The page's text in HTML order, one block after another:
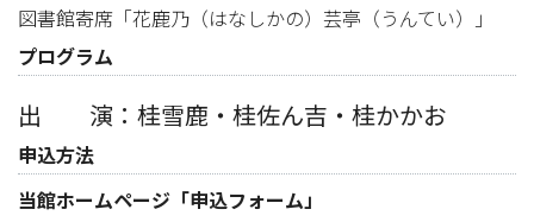
図書館寄席「花鹿乃（はなしかの）芸亭（うんてい）」
プログラム
出 演：桂雪鹿・桂佐ん吉・桂かかお
申込方法
当館ホームページ「申込フォーム」